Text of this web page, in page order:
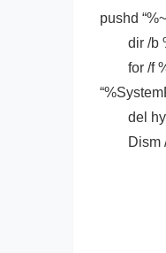
pushd
dir /b
for /f
del
Dism /